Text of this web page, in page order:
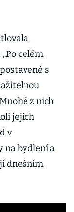
celém
s
z nich
jejich
v
na bydlení a
dnešním